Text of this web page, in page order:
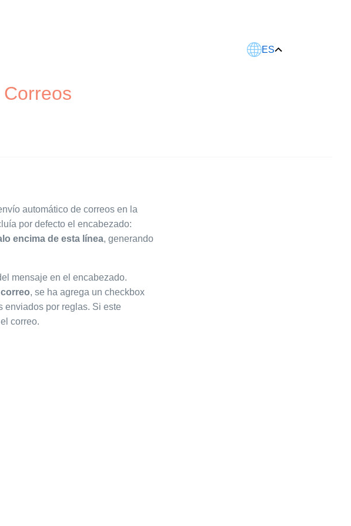
ES
automático de correos en la
por defecto el encabezado:
encima de esta línea, generando
mensaje en el encabezado.
, se ha agrega un checkbox
enviados por reglas. Si este
correo.